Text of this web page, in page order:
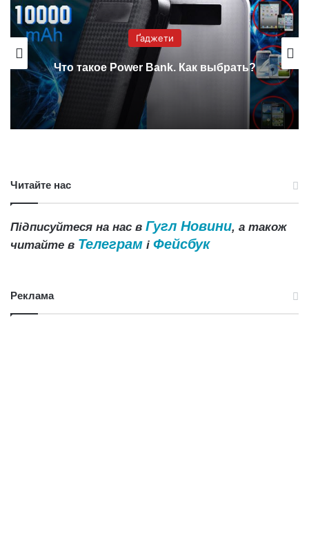
Ґаджети
Что такое Power Bank. Как выбрать?
Читайте нас
Підписуйтеся на нас в Гугл Новини, а також
читайте в Телеграм і Фейсбук
Реклама